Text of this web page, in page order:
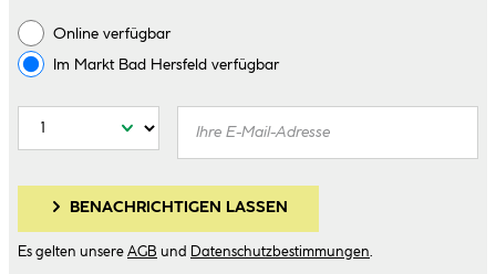
Online verfügbar
Im Markt Bad Hersfeld verfügbar
BENACHRICHTIGEN LASSEN
Es gelten unsere AGB und Datenschutzbestimmungen